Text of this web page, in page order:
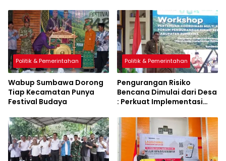
SD/MI
Politik & Pemerintahan
Wabup Sumbawa Dorong
Tiap Kecamatan Punya
Festival Budaya
Politik & Pemerintahan
Pengurangan Risiko
Bencana Dimulai dari Desa
: Perkuat Implementasi